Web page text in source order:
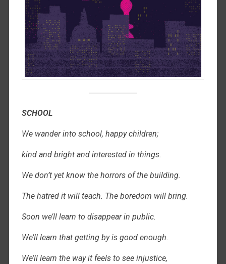
SCHOOL
We wander into school, happy children;
kind and bright and interested in things.
We don’t yet know the horrors of the building.
The hatred it will teach. The boredom will bring.
Soon we’ll learn to disappear in public.
We’ll learn that getting by is good enough.
We’ll learn the way it feels to see injustice,